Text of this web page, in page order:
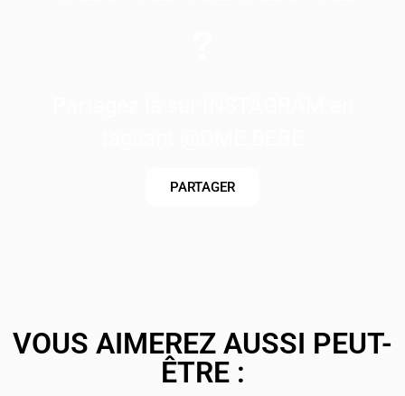
PARTAGER
VOUS AIMEREZ AUSSI PEUT-
ÊTRE :